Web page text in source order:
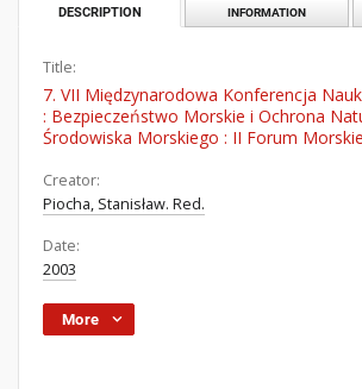
DESCRIPTION INFORMATION
Title:
7. VII Międzynarodowa Konferencja
: Bezpieczeństwo Morskie i Ochrona
Środowiska Morskiego : II Forum Morskie
Creator:
Piocha, Stanisław. Red.
Date:
2003
More